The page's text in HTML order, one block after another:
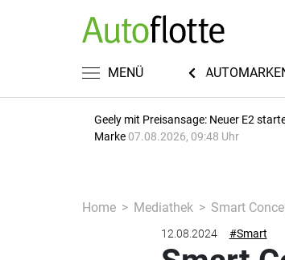
MENÜ
RECHT & STEUERN
Geely mit Preisansage: Neuer E2
Marke 07.08.2026, 09:48 Uhr
Home Mediathek Smart
12.08.2024 #Smart